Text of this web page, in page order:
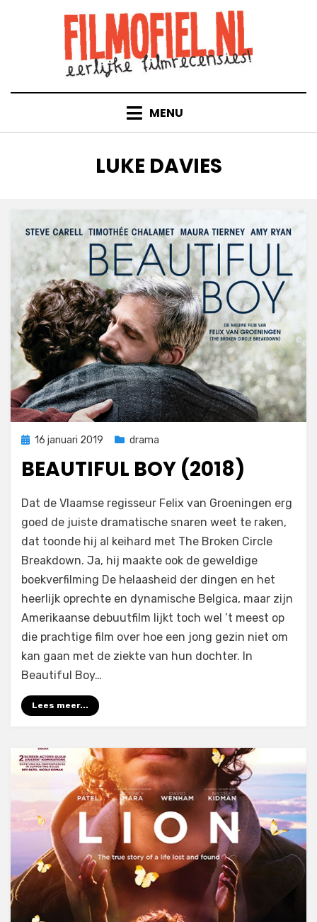
MENU
TAG
:
LUKE DAVIES
Geplaatst
16 januari 2019 drama
BEAUTIFUL BOY (2018)
door Filmofiel.nl
Laat een reactie achter
Boy
(2018)
Dat de Vlaamse regisseur Felix van Groeningen erg
goed de juiste dramatische snaren weet te raken,
dat toonde hij al keihard met The Broken Circle
Breakdown. Ja, hij maakte ook de geweldige
boekverfilming De helaasheid der dingen en het
heerlijk oprechte en dynamische Belgica, maar zijn
Amerikaanse debuutfilm lijkt toch wel ’t meest op
die prachtige film over hoe een jong gezin niet om
kan gaan met de ziekte van hun dochter. In
Beautiful Boy…
Lees meer...